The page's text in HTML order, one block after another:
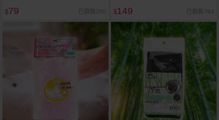
$79 已銷售260 $149 已銷售764